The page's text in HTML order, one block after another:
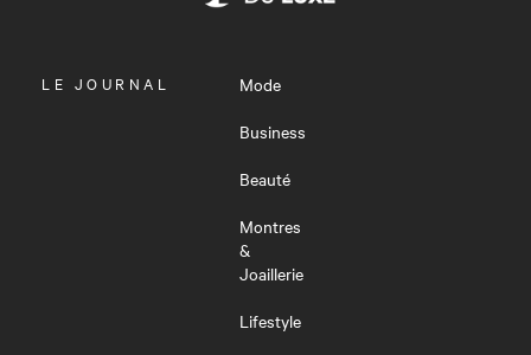
OUVRIR
LE JOURNAL
Mode
Business
Beauté
Montres
&
Joaillerie
Lifestyle